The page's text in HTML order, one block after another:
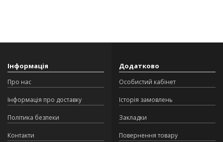
Інформація
Про нас
Інформація про доставку
Політика безпеки
Контакти
Додатково
Особистий кабінет
Історія замовлень
Закладки
Повернення товару